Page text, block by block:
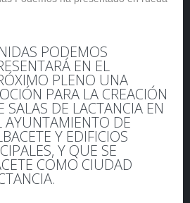
PODEMOS
EN EL
PLENO UNA
PARA LA CREACIÓN
SALAS DE LACTANCIA EN
AYUNTAMIENTO DE
Y EDIFICIOS
Y QUE SE
COMO CIUDAD